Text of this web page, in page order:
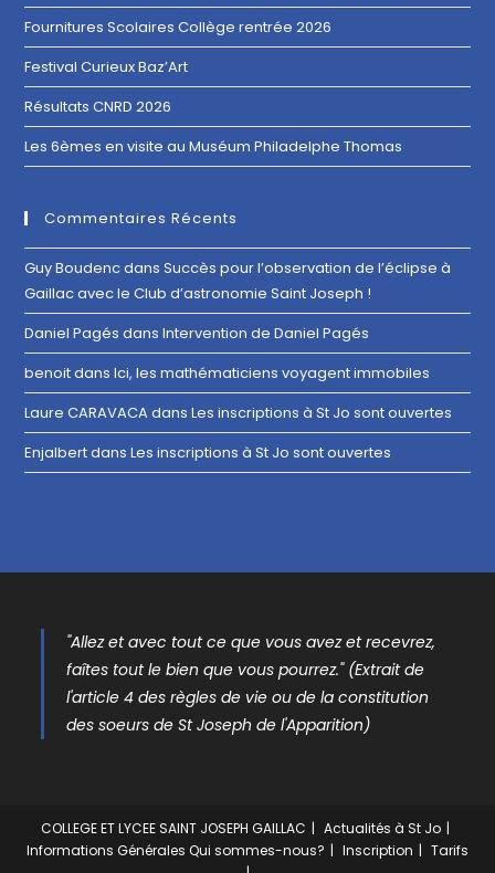
Fournitures Scolaires Collège rentrée 2026
Festival Curieux Baz’Art
Résultats CNRD 2026
Les 6èmes en visite au Muséum Philadelphe Thomas
Commentaires Récents
Guy BoudencdansSuccès pour l’observation de l’éclipse à
Gaillac avec le Club d’astronomie Saint Joseph !
Daniel Pagés dansIntervention de Daniel Pagés
benoitdansIci, les mathématiciens voyagent immobiles
Laure CARAVACAdansLes inscriptions à St Jo sont ouvertes
EnjalbertdansLes inscriptions à St Jo sont ouvertes
"Allez et avec tout ce que vous avez et recevrez,
faîtes tout le bien que vous pourrez." (Extrait de
l'article 4 des règles de vie ou de la constitution
des soeurs de St Joseph de l'Apparition)
COLLEGE ET LYCEE SAINT JOSEPH GAILLAC
Actualités à St Jo
Informations Générales Qui sommes-nous? Inscription Tarifs